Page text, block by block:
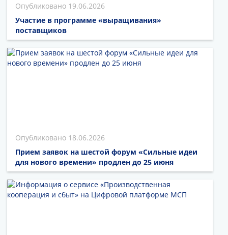
19.06.2026
Участие в программе «выращивания»
поставщиков
18.06.2026
Прием заявок на шестой форум «Сильные идеи
для нового времени» продлен до 25 июня